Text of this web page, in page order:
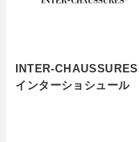
INTER-CHAUSSURES |
インターショシュール